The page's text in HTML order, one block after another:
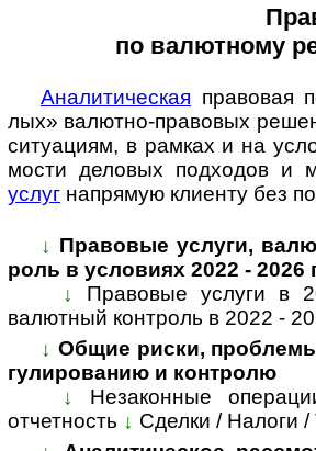
по валютному
Ана­ли­ти­че­с­кая пра­во­вая
лых» ва­лют­но-­пра­во­вых
си­ту­а­ци­ям, в рам­ках и на
мо­сти дело­вых под­хо­дов и
услуг на­пря­мую кли­енту без
↓ Пра­во­вые услуги,
роль в усло­виях 2022 - 2026
↓
Правовые услуги в
валютный конт­роль в 2022 -
↓ Общие риски,
гу­ли­ро­ва­нию и конт­ролю
↓
Незаконные
отчетность ↓ Сделки / Налоги